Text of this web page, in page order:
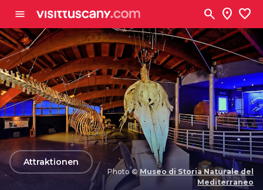
menu search location_on favorite
Photo © Museo di Storia Naturale del
Mediterraneo
arrow_backAttraktionen